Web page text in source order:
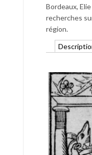
Bordeaux,
recherches
région.